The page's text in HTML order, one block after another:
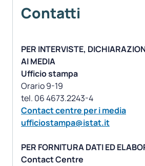
Contatti
PER INTERVISTE,
AI MEDIA
Ufficio stampa
Orario 9-19
Contact centre per i media
ufficiostampa@istat.it
PER FORNITURA DATI ED
Contact Centre